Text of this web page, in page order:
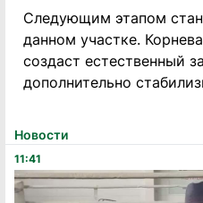
Новости
11:41
Следующим этапом
данном участке.
создаст естественный
дополнительно